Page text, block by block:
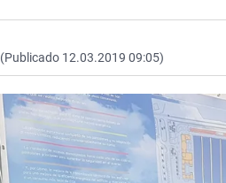
(Publicado 12.03.2019 09:05)